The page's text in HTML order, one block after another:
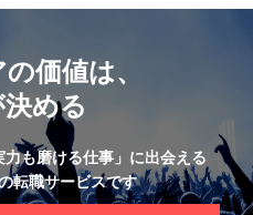
価値は、
める
も磨ける仕事」に出会える
転職サービスです